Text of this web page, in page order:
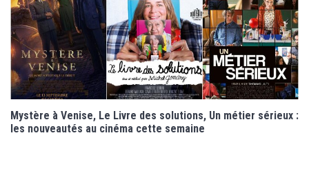
Mystère à Venise, Le Livre des solutions, Un métier sérieux :
les nouveautés au cinéma cette semaine